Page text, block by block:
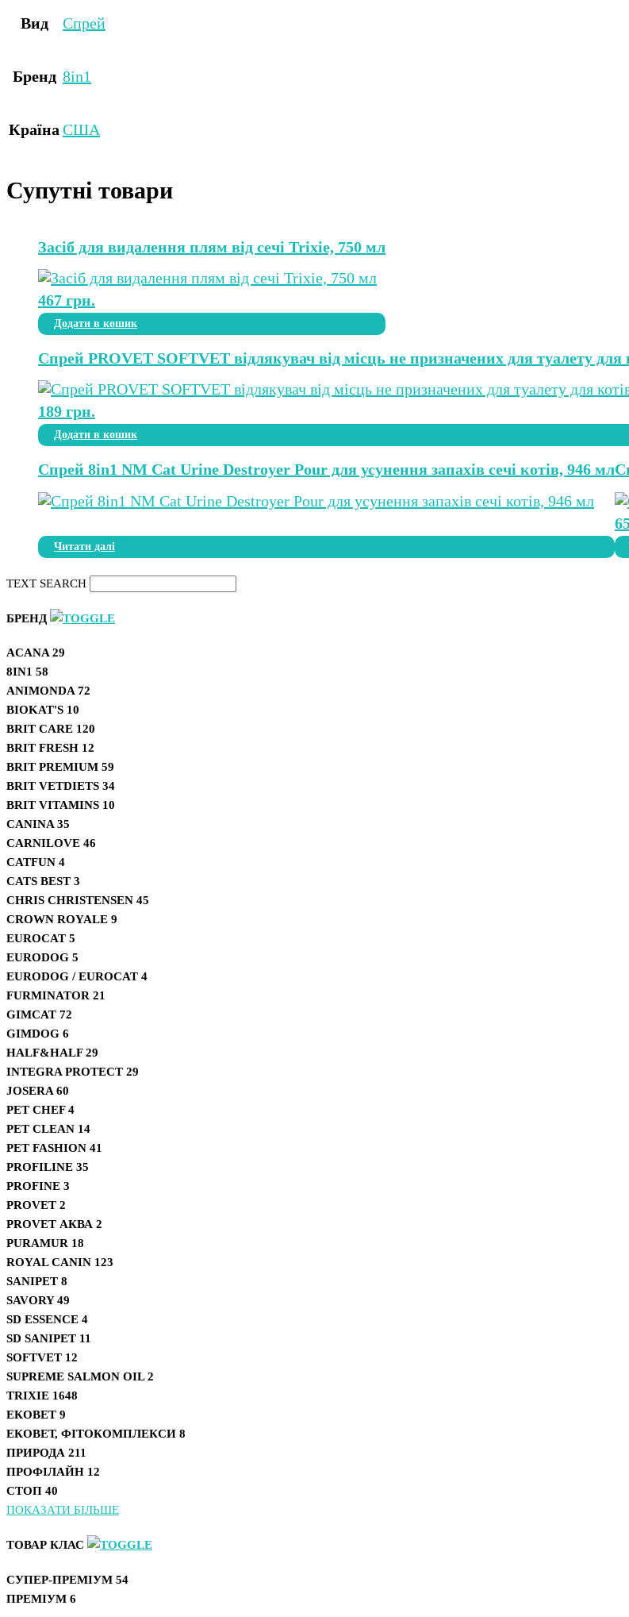
Вид Спрей
Бренд 8in1
Країна США
Супутні товари
Засіб для видалення плям від сечі Trixie, 750 мл
467 грн.
Додати в кошик
Спрей PROVET SOFTVET відлякувач від місць не призначених для туалету для
189 грн.
Додати в кошик
Спрей 8in1 NM Cat Urine Destroyer Pour для усунення запахів сечі котів, 946 мл
Читати далі
TEXT SEARCH
БРЕНД
ACANA29
8IN1 58
ANIMONDA72
BIOKAT'S 10
BRIT CARE 120
BRIT FRESH 12
BRIT PREMIUM 59
BRIT VETDIETS 34
BRIT VITAMINS 10
CANINA35
CARNILOVE 46
CATFUN 4
CATS BEST 3
CHRIS CHRISTENSEN 45
CROWN ROYALE 9
EUROCAT 5
EURODOG 5
EURODOG / EUROCAT 4
FURMINATOR 21
GIMCAT 72
GIMDOG 6
HALF&HALF29
INTEGRA PROTECT 29
JOSERA60
PET CHEF4
PET CLEAN 14
PET FASHION 41
PROFILINE 35
PROFINE 3
PROVET 2
PROVET АКВА 2
PURAMUR 18
ROYAL CANIN 123
SANIPET 8
SAVORY49
SD ESSENCE 4
SD SANIPET 11
SOFTVET 12
SUPREME SALMON OIL2
TRIXIE 1648
ЕКОВЕТ 9
ЕКОВЕТ, ФІТОКОМПЛЕКСИ 8
ПРИРОДА 211
ПРОФІЛАЙН 12
СТОП 40
ПОКАЗАТИ БІЛЬШЕ
ТОВАР КЛАС
СУПЕР-ПРЕМІУМ 54
ПРЕМІУМ 6